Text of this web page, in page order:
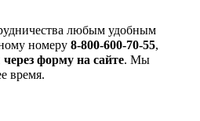
любым удобным
номеру 8-800-600-70-55,
через форму на сайте. Мы
время.